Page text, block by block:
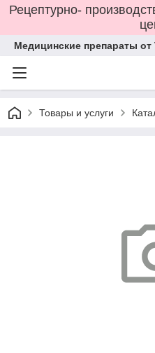
Рецептурно-
Медицинские препараты
Товары и услуги